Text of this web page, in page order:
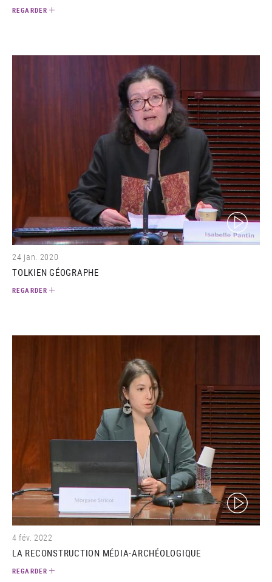
REGARDER
(video)
24 jan. 2020
TOLKIEN GÉOGRAPHE
REGARDER
(video)
4 fév. 2022
LA RECONSTRUCTION MÉDIA-ARCHÉOLOGIQUE
REGARDER